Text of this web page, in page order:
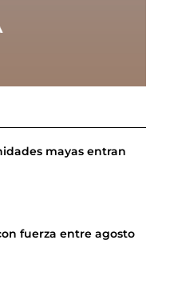
mayas entran
fuerza entre agosto